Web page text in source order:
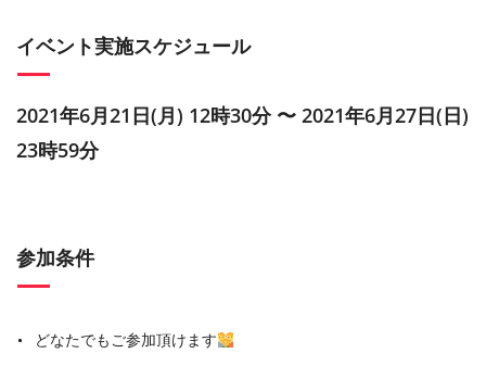
イベント実施スケジュール
2021年6月21日(月) 12時30分 〜 2021年6月27日(日)
23時59分
参加条件
どなたでもご参加頂けます